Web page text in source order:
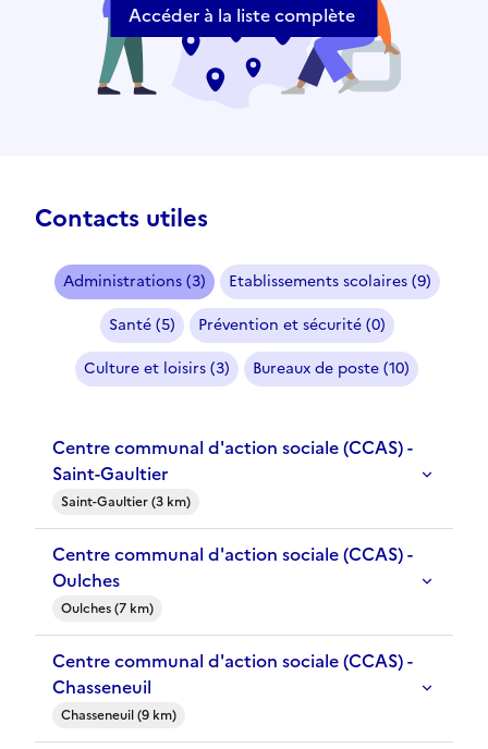
Accéder à la liste complète
Contacts utiles
Administrations (3)
Etablissements scolaires (9)
Santé (5)
Prévention et sécurité (0)
Culture et loisirs (3)
Bureaux de poste (10)
Centre communal d'action sociale (CCAS) -
Saint-Gaultier
Saint-Gaultier (3 km)
Centre communal d'action sociale (CCAS) -
Oulches
Oulches (7 km)
Centre communal d'action sociale (CCAS) -
Chasseneuil
Chasseneuil (9 km)